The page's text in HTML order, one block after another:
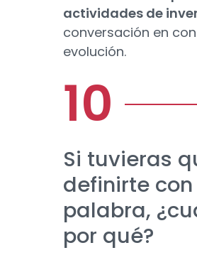
actividades de
conversación en
evolución.
Si tuvieras
definirte
palabra,
por qué?